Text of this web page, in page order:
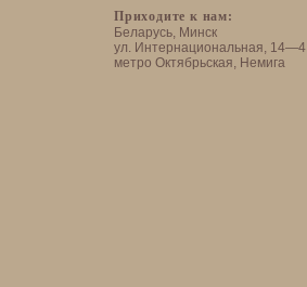
Приходите к нам:
Беларусь, Минск
ул. Интернациональная, 14—4
метро Октябрьская, Немига